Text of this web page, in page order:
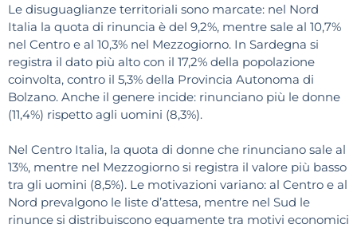
Le disuguaglianze territoriali sono marcate: nel Nord
Italia la quota di rinuncia è del 9,2%, mentre sale al 10,7%
nel Centro e al 10,3% nel Mezzogiorno. In Sardegna si
registra il dato più alto con il 17,2% della popolazione
coinvolta, contro il 5,3% della Provincia Autonoma di
Bolzano. Anche il genere incide: rinunciano più le donne
(11,4%) rispetto agli uomini (8,3%).
Nel Centro Italia, la quota di donne che rinunciano sale al
13%, mentre nel Mezzogiorno si registra il valore più basso
tra gli uomini (8,5%). Le motivazioni variano: al Centro e al
Nord prevalgono le liste d’attesa, mentre nel Sud le
rinunce si distribuiscono equamente tra motivi economici